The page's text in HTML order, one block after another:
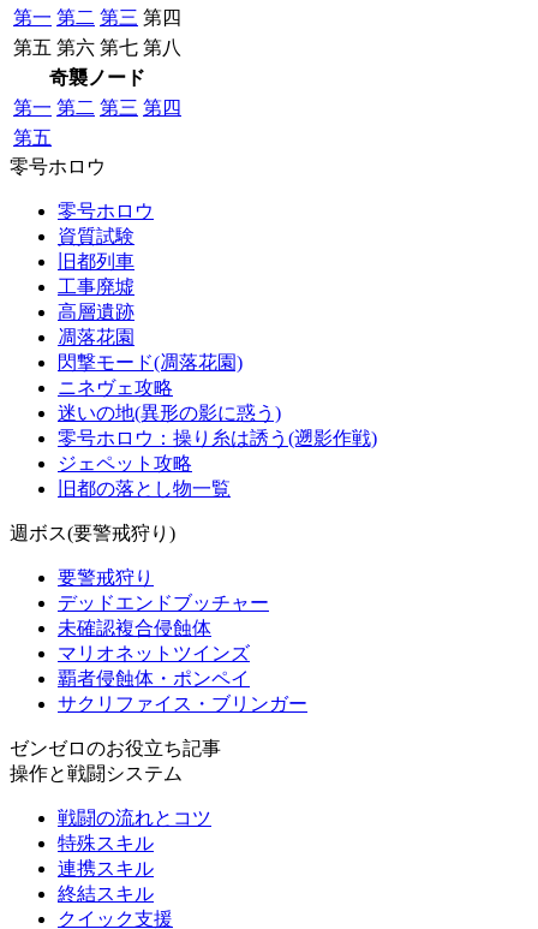
第一 第二 第三 第四
第五 第六 第七 第八
奇襲ノード
第一 第二 第三 第四
第五
零号ホロウ
零号ホロウ
資質試験
旧都列車
工事廃墟
高層遺跡
凋落花園
閃撃モード(凋落花園)
ニネヴェ攻略
迷いの地(異形の影に惑う)
零号ホロウ：操り糸は誘う(遡影作戦)
ジェペット攻略
旧都の落とし物一覧
週ボス(要警戒狩り)
要警戒狩り
デッドエンドブッチャー
未確認複合侵蝕体
マリオネットツインズ
覇者侵蝕体・ポンペイ
サクリファイス・ブリンガー
ゼンゼロのお役立ち記事
操作と戦闘システム
戦闘の流れとコツ
特殊スキル
連携スキル
終結スキル
クイック支援